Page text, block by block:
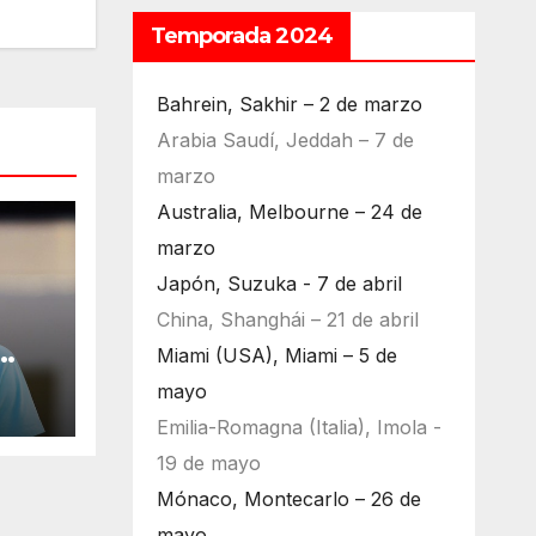
Temporada 2024
Bahrein, Sakhir – 2 de marzo
Arabia Saudí, Jeddah – 7 de
marzo
Australia, Melbourne – 24 de
marzo
Japón, Suzuka - 7 de abril
China, Shanghái – 21 de abril
Miami (USA), Miami – 5 de
mayo
Emilia-Romagna (Italia), Imola -
19 de mayo
Mónaco, Montecarlo – 26 de